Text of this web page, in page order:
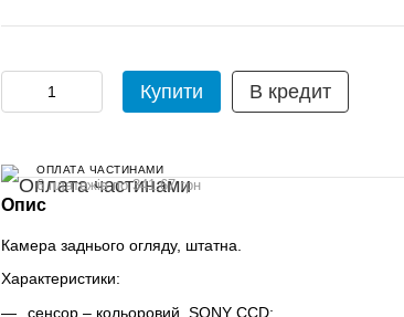
Купити В кредит
ОПЛАТА ЧАСТИНАМИ
6 платежів по 341.67 грн
Опис
Камера заднього огляду, штатна.
Характеристики:
сенсор – кольоровий, SONY CCD;